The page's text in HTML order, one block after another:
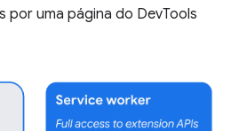
por uma página do DevTools